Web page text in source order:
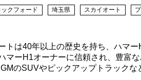
ックフォード 埼玉県 スカイオート
トは40年以上の歴史を持ち、ハマ
マーH1オーナーに信頼され、豊富
のSUVやピックアップトラック